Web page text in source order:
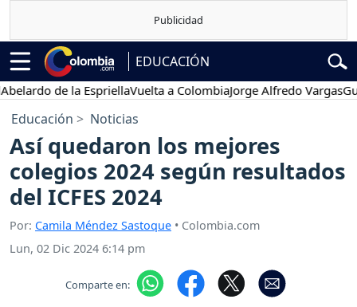
EDUCACIÓN
de la EspriellaVuelta a ColombiaJorge Alfredo Vargas
Educación Noticias
Así quedaron los mejores
colegios 2024 según resultados
del ICFES 2024
Por: Camila Méndez Sastoque • Colombia.com
Lun, 02 Dic 2024 6:14 pm
Comparte en: